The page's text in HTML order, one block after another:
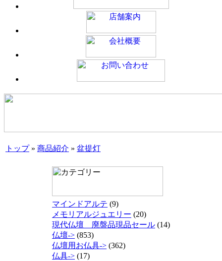
トップ» 商品紹介 » 盆提灯
マインドアルテ (9)
メモリアルジュエリー (20)
現代仏壇 廃盤品現品セール (14)
仏壇-> (853)
仏壇用お仏具-> (362)
仏具-> (17)